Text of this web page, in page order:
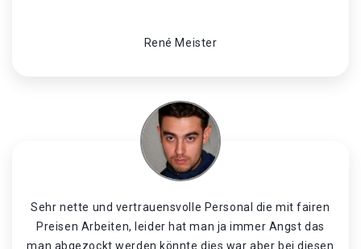
René Meister
Sehr nette und vertrauensvolle Personal die mit fairen
Preisen Arbeiten, leider hat man ja immer Angst das
man abgezockt werden könnte dies war aber bei diesen